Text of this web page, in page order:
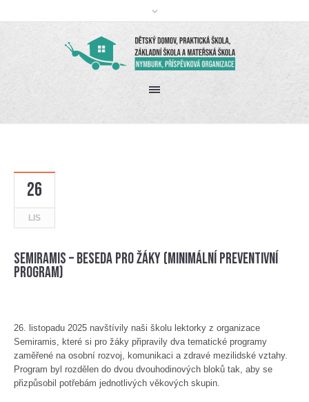
26
LIS
Semiramis – beseda pro žáky (minimální preventivní
program)
26. listopadu 2025 navštívily naši školu lektorky z organizace
Semiramis, které si pro žáky připravily dva tematické programy
zaměřené na osobní rozvoj, komunikaci a zdravé mezilidské vztahy.
Program byl rozdělen do dvou dvouhodinových bloků tak, aby se
přizpůsobil potřebám jednotlivých věkových skupin.